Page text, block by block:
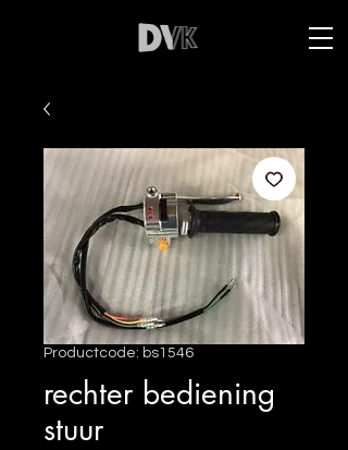
Productcode: bs1546
rechter bediening
stuur